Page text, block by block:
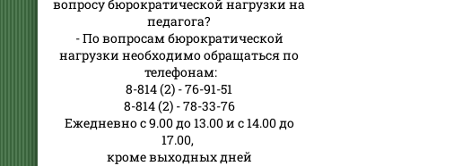
вопросу бюрократической нагрузки на
педагога?
- По вопросам бюрократической
нагрузки необходимо обращаться по
телефонам:
8-814 (2) - 76-91-51
8-814 (2) - 78-33-76
Ежедневно с 9.00 до 13.00 и с 14.00 до
17.00,
кроме выходных дней